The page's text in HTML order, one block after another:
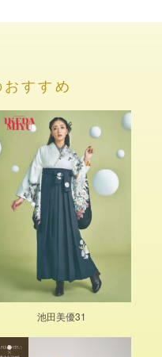
すすめ
池田美優31